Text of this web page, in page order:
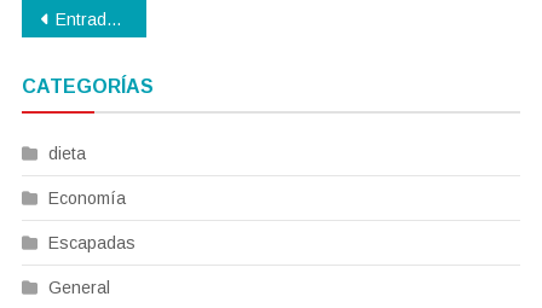
Navegación
entradas
Entradas anteriores
CATEGORÍAS
dieta
Economía
Escapadas
General